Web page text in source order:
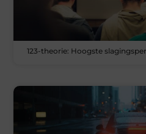
123-theorie: Hoogste